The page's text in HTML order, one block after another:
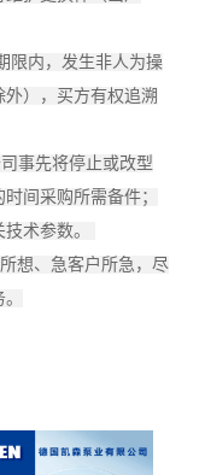
限内，发生非人为操
），买方有权追溯
事先将停止或改型
间采购所需备件；
术参数。
想、急客户所急，尽